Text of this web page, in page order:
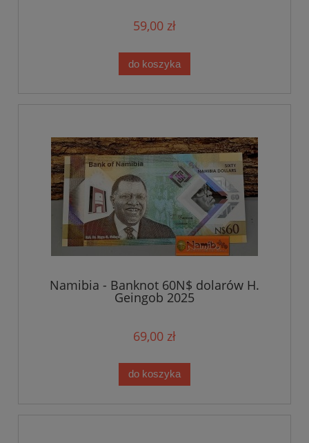
59,00 zł
do koszyka
Namibia - Banknot 60N$ dolarów H.
Geingob 2025
69,00 zł
do koszyka